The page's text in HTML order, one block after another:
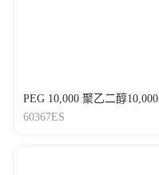
PEG 10,000 聚乙二醇10,000
60367ES